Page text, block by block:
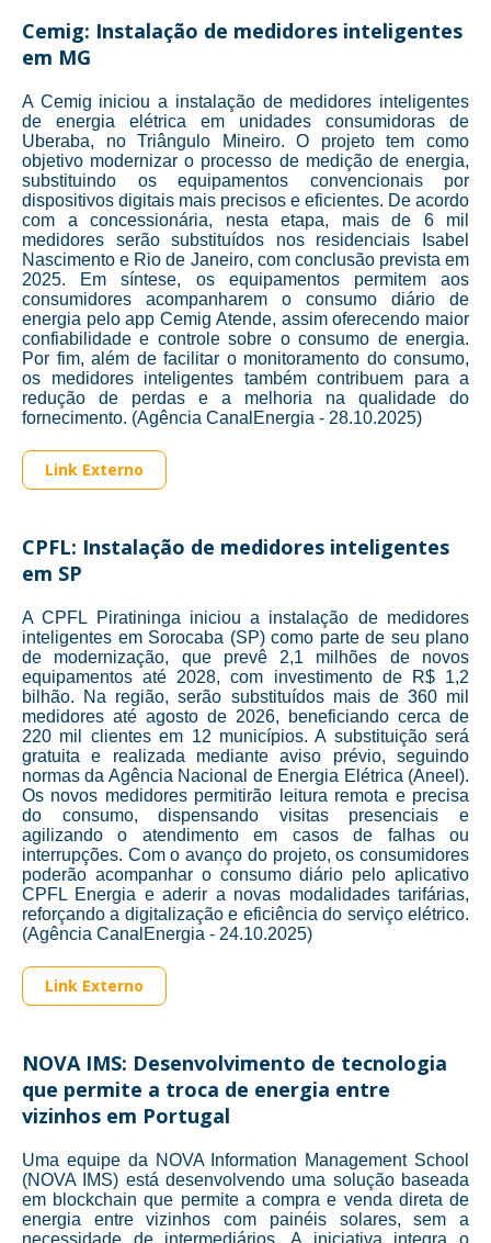
Cemig: Instalação de medidores inteligentes
em MG
A Cemig iniciou a instalação de medidores inteligentes
de energia elétrica em unidades consumidoras de
Uberaba, no Triângulo Mineiro. O projeto tem como
objetivo modernizar o processo de medição de energia,
substituindo os equipamentos convencionais por
dispositivos digitais mais precisos e eficientes. De acordo
com a concessionária, nesta etapa, mais de 6 mil
medidores serão substituídos nos residenciais Isabel
Nascimento e Rio de Janeiro, com conclusão prevista em
2025. Em síntese, os equipamentos permitem aos
consumidores acompanharem o consumo diário de
energia pelo app Cemig Atende, assim oferecendo maior
confiabilidade e controle sobre o consumo de energia.
Por fim, além de facilitar o monitoramento do consumo,
os medidores inteligentes também contribuem para a
redução de perdas e a melhoria na qualidade do
fornecimento. (Agência CanalEnergia - 28.10.2025)
Link Externo
CPFL: Instalação de medidores inteligentes
em SP
A CPFL Piratininga iniciou a instalação de medidores
inteligentes em Sorocaba (SP) como parte de seu plano
de modernização, que prevê 2,1 milhões de novos
equipamentos até 2028, com investimento de R$ 1,2
bilhão. Na região, serão substituídos mais de 360 mil
medidores até agosto de 2026, beneficiando cerca de
220 mil clientes em 12 municípios. A substituição será
gratuita e realizada mediante aviso prévio, seguindo
normas da Agência Nacional de Energia Elétrica (Aneel).
Os novos medidores permitirão leitura remota e precisa
do consumo, dispensando visitas presenciais e
agilizando o atendimento em casos de falhas ou
interrupções. Com o avanço do projeto, os consumidores
poderão acompanhar o consumo diário pelo aplicativo
CPFL Energia e aderir a novas modalidades tarifárias,
reforçando a digitalização e eficiência do serviço elétrico.
(Agência CanalEnergia - 24.10.2025)
Link Externo
NOVA IMS: Desenvolvimento de tecnologia
que permite a troca de energia entre
vizinhos em Portugal
Uma equipe da NOVA Information Management School
(NOVA IMS) está desenvolvendo uma solução baseada
em blockchain que permite a compra e venda direta de
energia entre vizinhos com painéis solares, sem a
necessidade de intermediários. A iniciativa integra o